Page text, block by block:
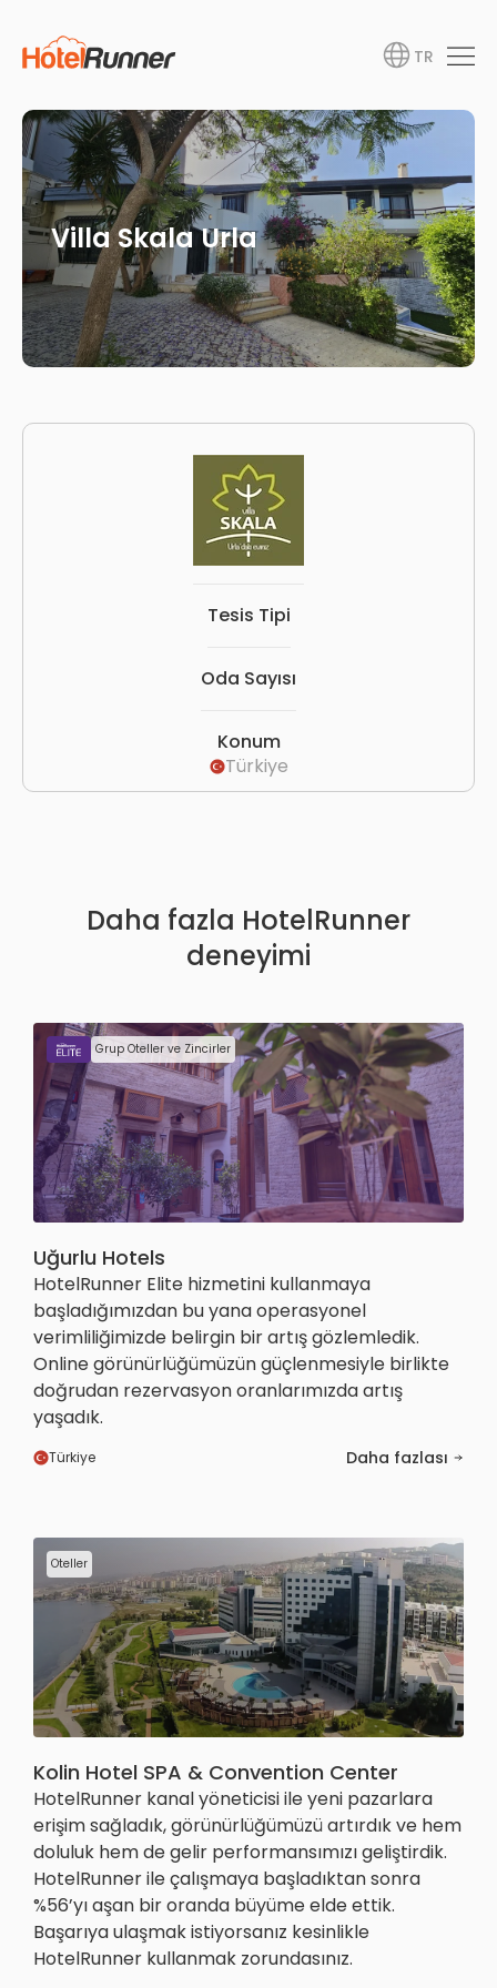
TR
Villa Skala Urla
Tesis Tipi
Oda Sayısı
Konum
Türkiye
Daha fazla HotelRunner
deneyimi
Grup Oteller ve Zincirler
Uğurlu Hotels
HotelRunner Elite hizmetini kullanmaya
başladığımızdan bu yana operasyonel
verimliliğimizde belirgin bir artış gözlemledik.
Online görünürlüğümüzün güçlenmesiyle birlikte
doğrudan rezervasyon oranlarımızda artış
yaşadık.
Türkiye Daha fazlası
Oteller
Kolin Hotel SPA & Convention Center
HotelRunner kanal yöneticisi ile yeni pazarlara
erişim sağladık, görünürlüğümüzü artırdık ve hem
doluluk hem de gelir performansımızı geliştirdik.
HotelRunner ile çalışmaya başladıktan sonra
%56’yı aşan bir oranda büyüme elde ettik.
Başarıya ulaşmak istiyorsanız kesinlikle
HotelRunner kullanmak zorundasınız.